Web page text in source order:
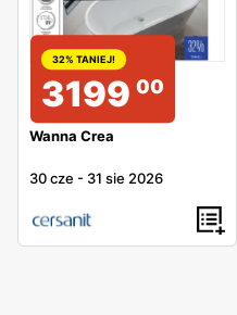
32% TANIEJ!
3199 00
Wanna Crea
30 cze - 31 sie 2026